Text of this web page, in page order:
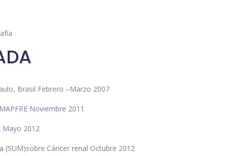
Brasil Febrero –Marzo 2007
Noviembre 2011
Mayo 2012
(SUM)sobre Cáncer renal Octubre 2012